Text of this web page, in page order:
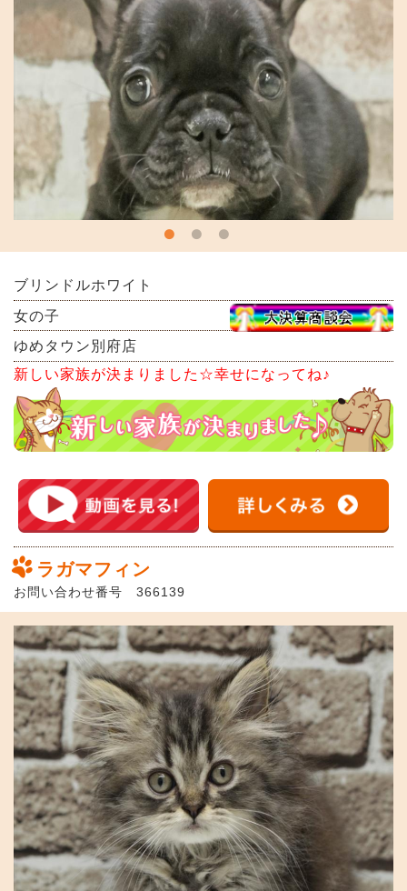
ブリンドルホワイト
女の子
ゆめタウン別府店
新しい家族が決まりました☆幸せになってね♪
ラガマフィン
お問い合わせ番号 366139